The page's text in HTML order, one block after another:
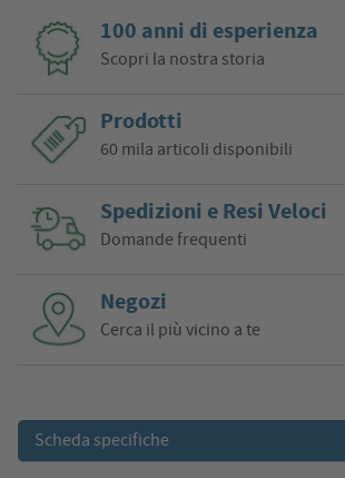
100 anni di esperienza
Scopri la nostra storia
Prodotti
60 mila articoli disponibili
Spedizioni e Resi Veloci
Domande frequenti
Negozi
Cerca il più vicino a te
Scheda specifiche